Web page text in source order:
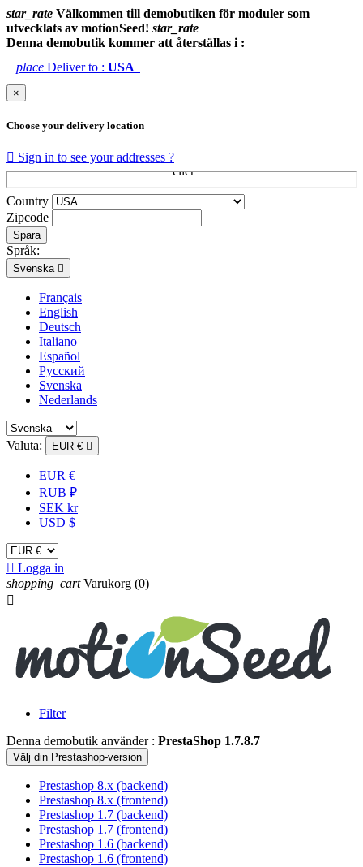
star_rate Välkommen till demobutiken för moduler som
utvecklats av motionSeed! star_rate
Denna demobutik kommer att återställas i :
place Deliver to : USA
×
Choose your delivery location
 Sign in to see your addresses ?
Country
Zipcode
Spara
Språk:
Svenska 
Français
English
Deutsch
Italiano
Español
Русский
Svenska
Nederlands
Valuta: EUR € 
EUR €
RUB ₽
SEK kr
USD $
 Logga in
shopping_cart Varukorg (0)

Filter
Denna demobutik använder : PrestaShop 1.7.8.7
Välj din Prestashop-version
Prestashop 8.x (backend)
Prestashop 8.x (frontend)
Prestashop 1.7 (backend)
Prestashop 1.7 (frontend)
Prestashop 1.6 (backend)
Prestashop 1.6 (frontend)